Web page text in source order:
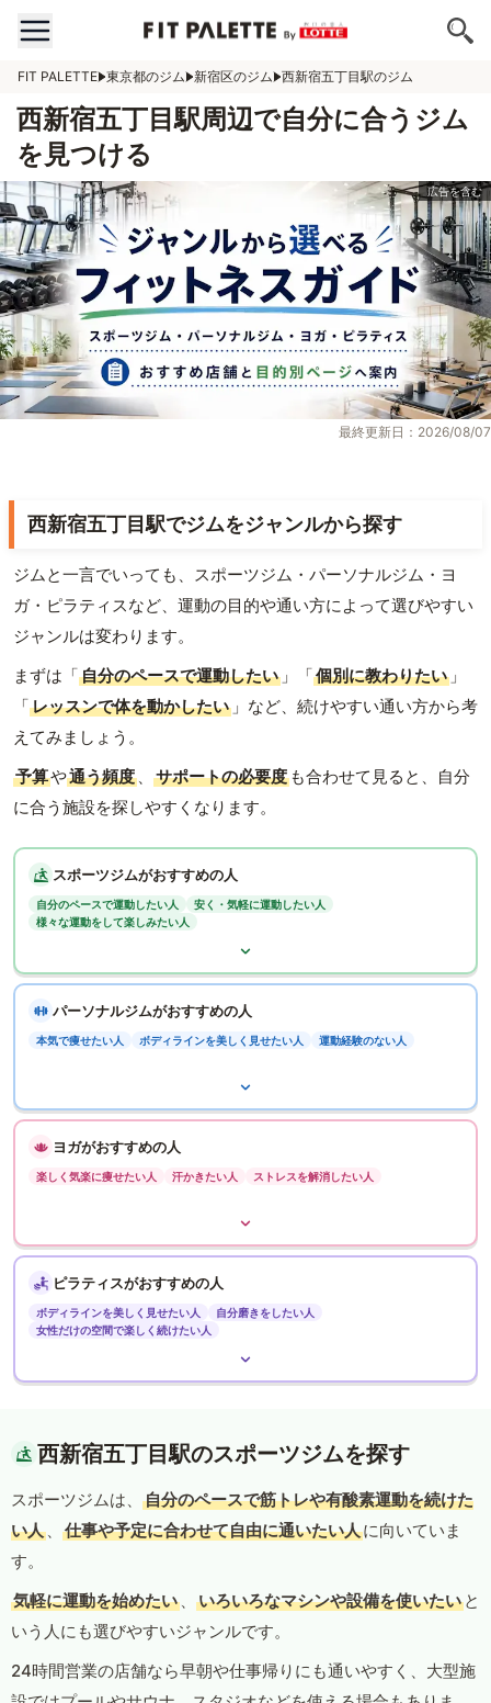
FIT PALETTE 東京都のジム 新宿区のジム 西新宿五丁目駅のジム
西新宿五丁目駅周辺で自分に合うジム
を見つける
最終更新日：2026/08/07
西新宿五丁目駅でジムをジャンルから探す
ジムと一言でいっても、スポーツジム・パーソナルジム・ヨ
ガ・ピラティスなど、運動の目的や通い方によって選びやすい
ジャンルは変わります。
まずは「自分のペースで運動したい 」「個別に教わりたい 」
「レッスンで体を動かしたい 」など、続けやすい通い方から考
えてみましょう。
予算や通う頻度 、 サポートの必要度 も合わせて見ると、自分
に合う施設を探しやすくなります。
スポーツジムがおすすめの人
自分のペースで運動したい人
安く・気軽に運動したい人
様々な運動をして楽しみたい人
パーソナルジムがおすすめの人
本気で痩せたい人 ボディラインを美しく見せたい人 運動経験のない人
ヨガがおすすめの人
楽しく気楽に痩せたい人 汗かきたい人 ストレスを解消したい人
ピラティスがおすすめの人
ボディラインを美しく見せたい人
自分磨きをしたい人
女性だけの空間で楽しく続けたい人
西新宿五丁目駅のスポーツジムを探す
スポーツジムは、
自分のペースで筋トレや有酸素運動を続けた
い人 、 仕事や予定に合わせて自由に通いたい人に向いていま
す。
気軽に運動を始めたい 、 いろいろなマシンや設備を使いたい と
いう人にも選びやすいジャンルです。
24時間営業の店舗なら早朝や仕事帰りにも通いやすく、大型施